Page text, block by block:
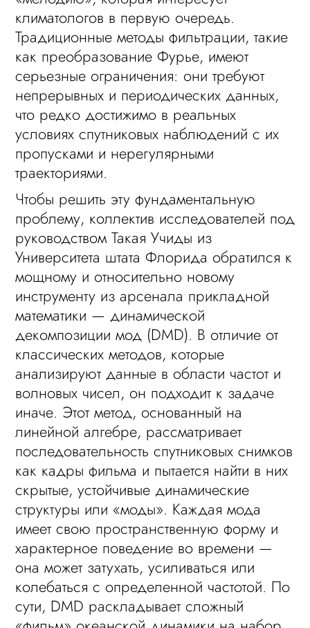
климатологов в первую очередь.
Традиционные методы фильтрации, такие
как преобразование Фурье, имеют
серьезные ограничения: они требуют
непрерывных и периодических данных,
что редко достижимо в реальных
условиях спутниковых наблюдений с их
пропусками и нерегулярными
траекториями.
Чтобы решить эту фундаментальную
проблему, коллектив исследователей под
руководством Такая Учиды из
Университета штата Флорида обратился к
мощному и относительно новому
инструменту из арсенала прикладной
математики — динамической
декомпозиции мод (DMD). В отличие от
классических методов, которые
анализируют данные в области частот и
волновых чисел, он подходит к задаче
иначе. Этот метод, основанный на
линейной алгебре, рассматривает
последовательность спутниковых снимков
как кадры фильма и пытается найти в них
скрытые, устойчивые динамические
структуры или «моды». Каждая мода
имеет свою пространственную форму и
характерное поведение во времени —
она может затухать, усиливаться или
колебаться с определенной частотой. По
сути, DMD раскладывает сложный